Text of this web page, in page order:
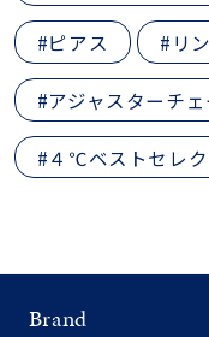
#ピアス #リ
#アジャスターチェ
#４℃ベストセレ
Brand